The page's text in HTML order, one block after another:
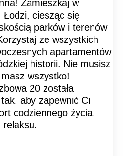
Zamieszkaj w
ciesząc się
parków i terenów
ze wszystkich
apartamentów
historii. Nie musisz
wszystko!
20 została
aby zapewnić Ci
codziennego życia,
relaksu.